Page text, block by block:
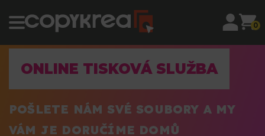
0
ONLINE TISKOVÁ SLUŽBA
POŠLETE NÁM SVÉ SOUBORY A MY
VÁM JE DORUČÍME DOMŮ